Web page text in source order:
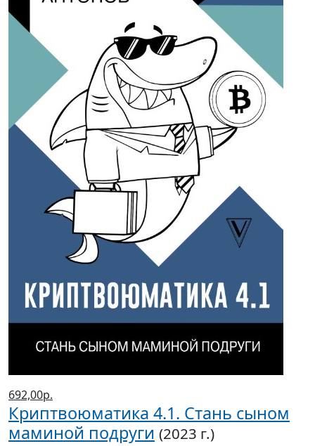
692,00р.
Криптвоюматика 4.1. Стань сыном
маминой подруги (2023 г.)